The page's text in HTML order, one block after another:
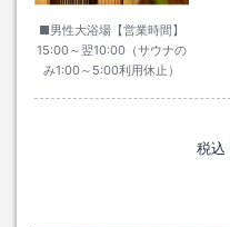
■男性大浴場【営業時間】
15:00～翌10:00（サウナの
み1:00～5:00利用休止）
税込